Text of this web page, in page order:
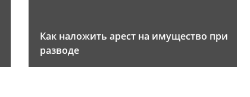
Как наложить арест на имущество при
разводе